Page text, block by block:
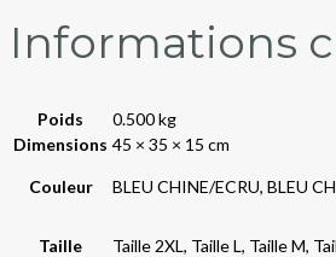
Informations
Poids
0.500 kg
Dimensions 45 × 35 × 15 cm
Couleur BLEU CHINE/ECRU, BLEU
Taille Taille 2XL, Taille L, Taille M,